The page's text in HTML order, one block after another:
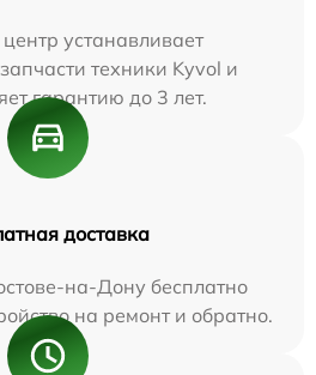
устанавливает
техники Kyvol и
гарантию до 3 лет.
доставка
на-Дону бесплатно
на ремонт и обратно.